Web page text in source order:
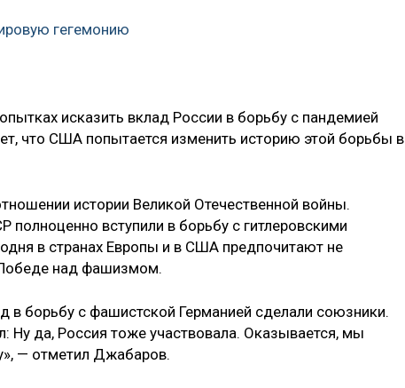
гегемонию
исказить вклад России в борьбу с пандемией
что США попытается изменить историю этой борьбы в
истории Великой Отечественной войны.
вступили в борьбу с гитлеровскими
в странах Европы и в США предпочитают не
над фашизмом.
в борьбу с фашистской Германией сделали союзники.
да, Россия тоже участвовала. Оказывается, мы
— отметил Джабаров.